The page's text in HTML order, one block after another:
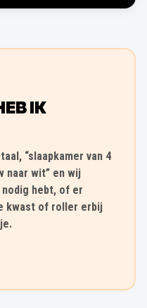
IK
“slaapkamer van 4
naar wit” en wij
hebt, of er
kwast of roller erbij